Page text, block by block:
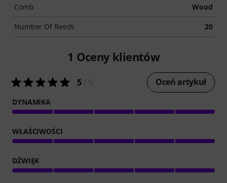
Comb Wood
Number Of Reeds 20
1 Oceny klientów
5/ 5 Oceń artykuł
DYNAMIKA
WŁAŚCIWOŚCI
DŹWIĘK